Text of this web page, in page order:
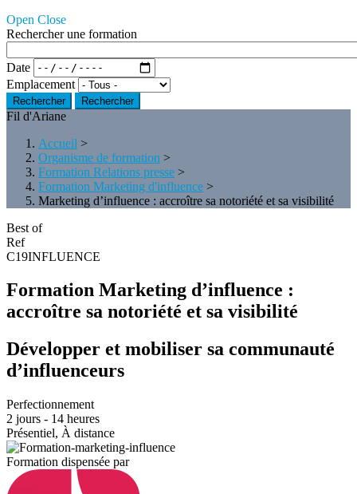
Open Close
Rechercher une formation
Date
Emplacement
Rechercher
Fil d'Ariane
Accueil >
Organisme de formation >
Formation Relations presse >
Formation Marketing d'influence >
Marketing d’influence : accroître sa notoriété et sa visibilité
Best of
Ref
C19INFLUENCE
Formation Marketing d’influence :
accroître sa notoriété et sa visibilité
Développer et mobiliser sa communauté
d’influenceurs
Perfectionnement
2 jours - 14 heures
Présentiel, À distance
Formation dispensée par